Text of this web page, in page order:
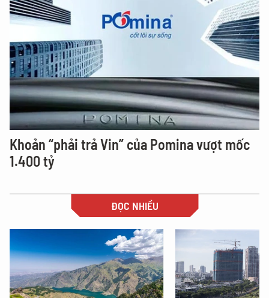
Khoản “phải trả Vin” của Pomina vượt mốc
1.400 tỷ
ĐỌC NHIỀU